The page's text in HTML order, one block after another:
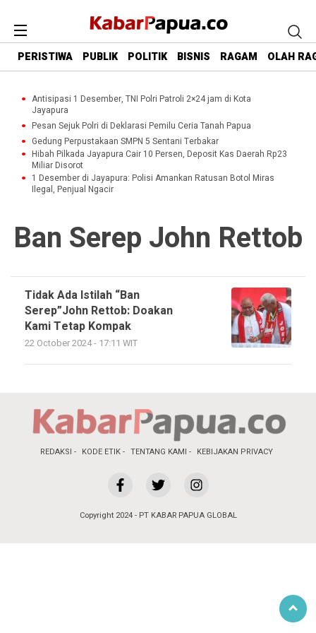
PERISTIWA PUBLIK POLITIK BISNIS RAGAM OLAH
Antisipasi 1 Desember, TNI Polri Patroli 2×24 jam di Kota
Jayapura
Pesan Sejuk Polri di Deklarasi Pemilu Ceria Tanah Papua
Gedung Perpustakaan SMPN 5 Sentani Terbakar
Hibah Pilkada Jayapura Cair 10 Persen, Deposit Kas Daerah Rp23
Miliar Disorot
1 Desember di Jayapura: Polisi Amankan Ratusan Botol Miras
Ilegal, Penjual Ngacir
Ban Serep John Rettob
Tidak Ada Istilah “Ban
Serep”John Rettob: Doakan
Kami Tetap Kompak
22 October 2024 - 17:11 WIT
REDAKSI KODE ETIK TENTANG KAMI KEBIJAKAN PRIVACY
Copyright 2024 - PT KABAR PAPUA GLOBAL